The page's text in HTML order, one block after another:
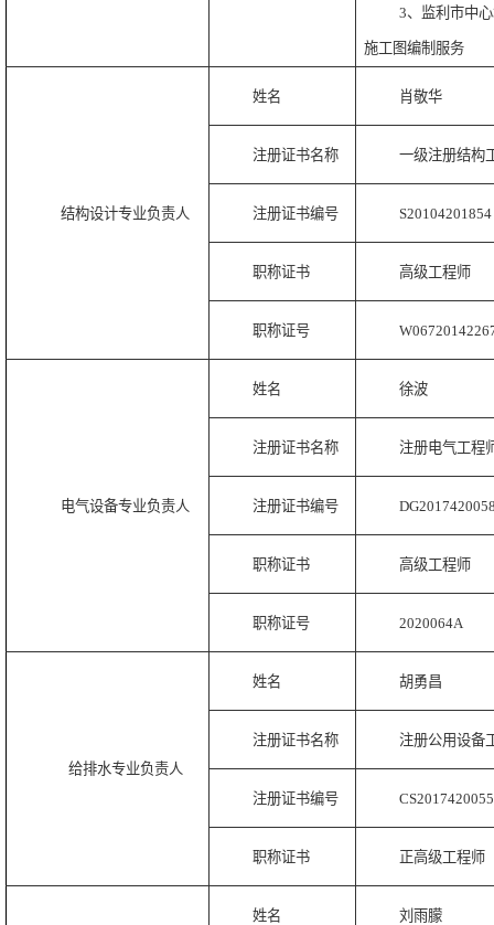
3、监利市中
施工图编制服务
结构设计专业负责人
姓名 肖敬华
注册证书名称 一级注册结构
注册证书编号 S20104201854
职称证书 高级工程师
职称证号
电气设备专业负责人
姓名 徐波
注册证书名称 注册电气工程
注册证书编号
职称证书 高级工程师
职称证号 2020064A
给排水专业负责人
姓名 胡勇昌
注册证书名称 注册公用设备
注册证书编号
职称证书 正高级工程师
姓名 刘雨朦